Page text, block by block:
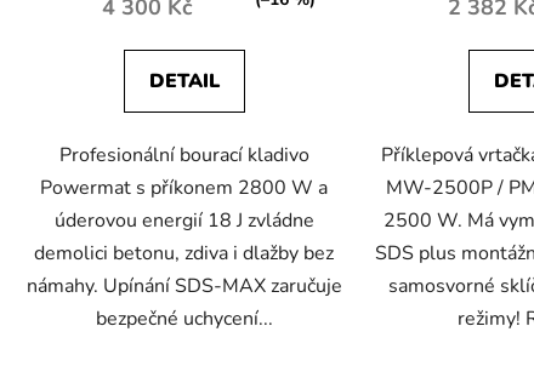
4 300 Kč
DETAIL
Profesionální bourací kladivo
Powermat s příkonem 2800 W a
úderovou energií 18 J zvládne
demolici betonu, zdiva i dlažby bez
námahy. Upínání SDS-MAX zaručuje
bezpečné uchycení...
2 382
Příklepová
MW-2500P /
2500 W. Má
SDS plus
samosvorné
režimy!